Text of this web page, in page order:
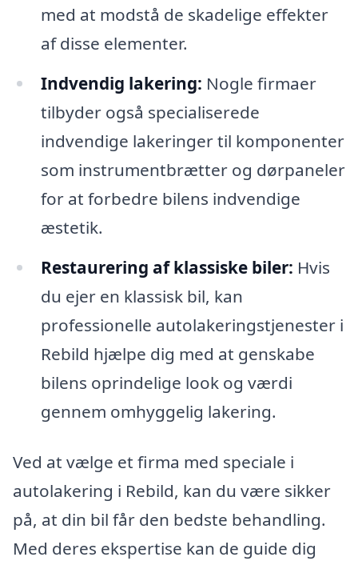
med at modstå de skadelige effekter
af disse elementer.
Indvendig lakering: Nogle firmaer
tilbyder også specialiserede
indvendige lakeringer til komponenter
som instrumentbrætter og dørpaneler
for at forbedre bilens indvendige
æstetik.
Restaurering af klassiske biler: Hvis
du ejer en klassisk bil, kan
professionelle autolakeringstjenester i
Rebild hjælpe dig med at genskabe
bilens oprindelige look og værdi
gennem omhyggelig lakering.
Ved at vælge et firma med speciale i
autolakering i Rebild, kan du være sikker
på, at din bil får den bedste behandling.
Med deres ekspertise kan de guide dig